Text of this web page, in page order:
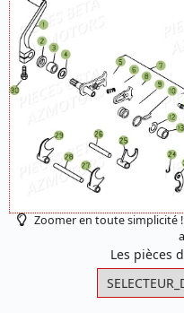
Zoomer en toute simplicité
Les pièces